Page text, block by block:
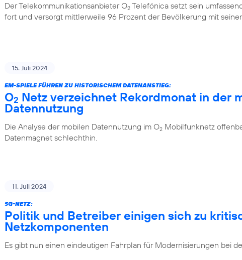
Der Telekommunikationsanbieter O2 Telefónica setzt sein
fort und versorgt mittlerweile 96 Prozent der Bevölkerung mit
15. Juli 2024
EM-SPIELE FÜHREN ZU HISTORISCHEM DATENANSTIEG:
O2 Netz verzeichnet Rekordmonat in der
Datennutzung
Die Analyse der mobilen Datennutzung im O2 Mobilfunknetz
Datenmagnet schlechthin.
11. Juli 2024
5G-NETZ:
Politik und Betreiber einigen sich zu
Netzkomponenten
Es gibt nun einen eindeutigen Fahrplan für Modernisierungen bei